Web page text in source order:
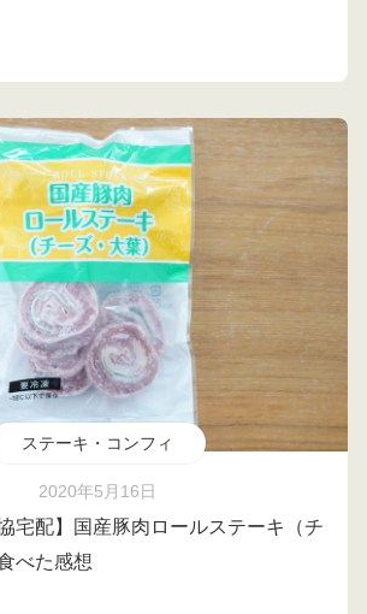
ステーキ・コンフィ
2020年5月16日
宅配】国産豚肉ロールステーキ（チ
べた感想